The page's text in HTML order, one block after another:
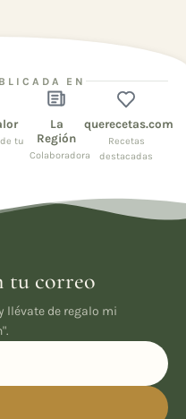
EN
tu
La
Región
Colaboradora
querecetas.com
Recetas
destacadas
tu correo
llévate de regalo mi